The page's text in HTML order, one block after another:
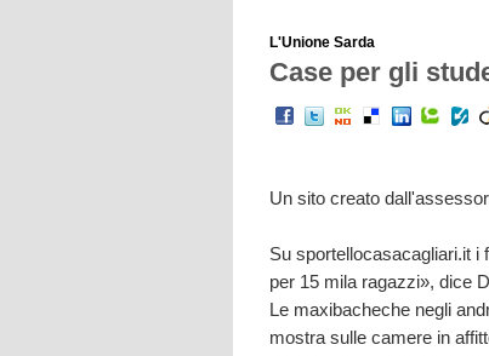
L'Unione Sarda
Case per gli
Un sito creato
Su sportellocasacagliari.it i
per 15 mila ragazzi», dice
Le maxibacheche negli
mostra sulle camere in